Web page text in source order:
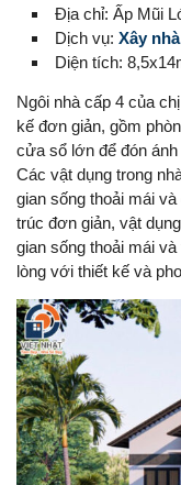
Địa chỉ: Ấp Mũi
Dịch vụ: Xây
Diện tích:
Ngôi nhà cấp 4 của
kế đơn giản, gồm
cửa sổ lớn để đón
Các vật dụng trong
gian sống thoải mái
trúc đơn giản, vật
gian sống thoải mái
lòng với thiết kế và